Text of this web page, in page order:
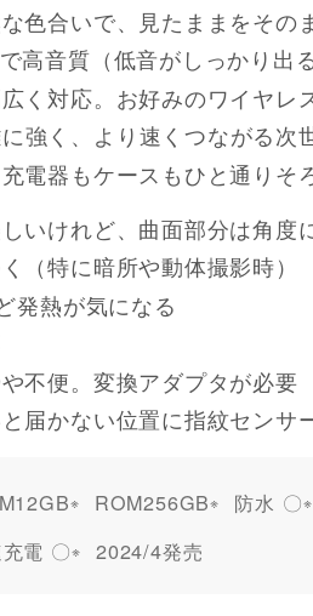
色合いで、見たままをその
高音質（低音がしっかり出
く対応。お好みのワイヤレ
強く、より速くつながる次
電器もケースもひと通りそ
いけれど、曲面部分は角度
（特に暗所や動体撮影時）
発熱が気になる
不便。変換アダプタが必要
届かない位置に指紋センサ
ROM256GB 防水 〇
電 〇 2024/4発売